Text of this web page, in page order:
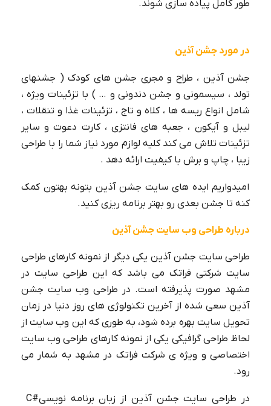
طور کامل پیاده سازی شوند.
در مورد جشن آذین
جشن آذین ، طراح و مجری جشن های کودک ( جشنهای
تولد ، سیسمونی و جشن دندونی و … ) با تزئینات ویژه ،
شامل انواع ریسه ها ، کلاه و تاج ، تزئینات غذا و تنقلات ،
لیبل و آیکون ، جعبه های فانتزی ، کارت دعوت و سایر
تزئینات تلاش می کند کلیه لوازم مورد نیاز شما را با طراحی
زیبا ، چاپ و برش با کیفیت ارائه دهد .
امیدواریم ایده های سایت جشن آذین بتونه بهتون کمک
کنه تا جشن بعدی رو بهتر برنامه ریزی کنید.
درباره طراحی وب سایت جشن آذین
طراحی سایت جشن آذین یکی دیگر از نمونه کارهای طراحی
سایت شرکتی فراتک می باشد که این طراحی سایت در
مشهد صورت پذیرفته است. در طراحی وب سایت جشن
آذین سعی شده از آخرین تکنولوژی های روز دنیا در زمان
تحویل سایت بهره برده شود، به طوری که این وب سایت از
لحاظ طراحی گرافیکی یکی از نمونه کارهای طراحی وب سایت
اختصاصی و ویژه ی شرکت فراتک در مشهد به شمار می
رود.
در طراحی سایت جشن آذین از زبان برنامه نویسیC#